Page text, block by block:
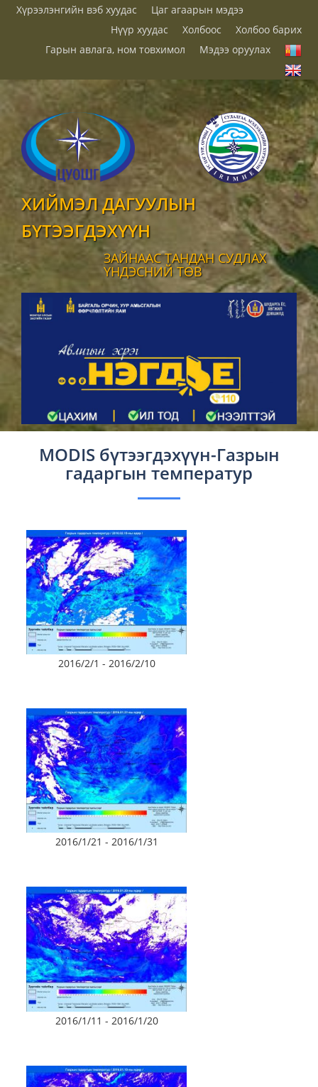
Хүрээлэнгийн вэб хуудас
Цаг агаарын мэдээ
Нүүр хуудас
Холбоос
Холбоо барих
Гарын авлага, ном товхимол
Мэдээ оруулах
ХИЙМЭЛ ДАГУУЛЫН
БҮТЭЭГДЭХҮҮН
ЗАЙНААС ТАНДАН СУДЛАХ
ҮНДЭСНИЙ ТӨВ
MODIS бүтээгдэхүүн-Газрын
гадаргын температур
2016/2/1 - 2016/2/10
2016/1/21 - 2016/1/31
2016/1/11 - 2016/1/20